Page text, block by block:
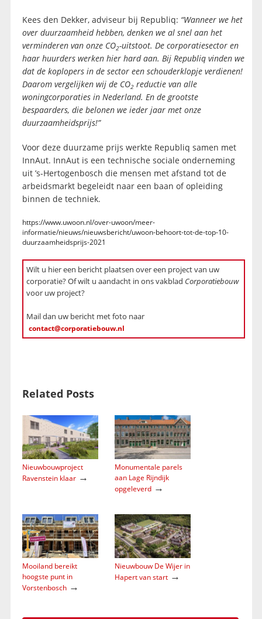
Kees den Dekker, adviseur bij Republiq: “Wanneer we het
over duurzaamheid hebben, denken we al snel aan het
verminderen van onze CO2-uitstoot. De corporatiesector en
haar huurders werken hier hard aan. Bij Republiq vinden we
dat de koplopers in de sector een schouderklopje verdienen!
Daarom vergelijken wij de CO2reductie van alle
woningcorporaties in Nederland. En de grootste
bespaarders, die belonen we ieder jaar met onze
duurzaamheidsprijs!”
Voor deze duurzame prijs werkte Republiq samen met
InnAut. InnAut is een technische sociale onderneming
uit ’s-Hertogenbosch die mensen met afstand tot de
arbeidsmarkt begeleidt naar een baan of opleiding
binnen de techniek.
https://www.uwoon.nl/over-uwoon/meer-
informatie/nieuws/nieuwsbericht/uwoon-behoort-tot-de-top-10-
duurzaamheidsprijs-2021
Wilt u hier een bericht plaatsen over een project van uw
corporatie? Of wilt u aandacht in ons vakblad Corporatiebouw
voor uw project?
Mail dan uw bericht met foto naar
contact@corporatiebouw.nl
Related Posts
Nieuwbouwproject
Ravenstein klaar→
Monumentale parels
aan Lage Rijndijk
opgeleverd→
Mooiland bereikt
hoogste punt in
Vorstenbosch→
Nieuwbouw De Wijer in
Hapert van start→